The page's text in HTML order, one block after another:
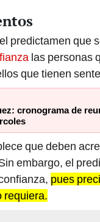
predictamen que
las personas
que tienen
cronograma de
que deben
embargo, el
pues
requiera.